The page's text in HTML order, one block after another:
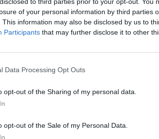
of your personal information by third parties
This information may also be disclosed by us to
Participants that may further disclose it to other
Data Processing Opt Outs
opt-out of the Sharing of my personal data.
opt-out of the Sale of my Personal Data.
bezobjawowo, może być więcej, niż
krakowscy badacze na
bezobjawowych